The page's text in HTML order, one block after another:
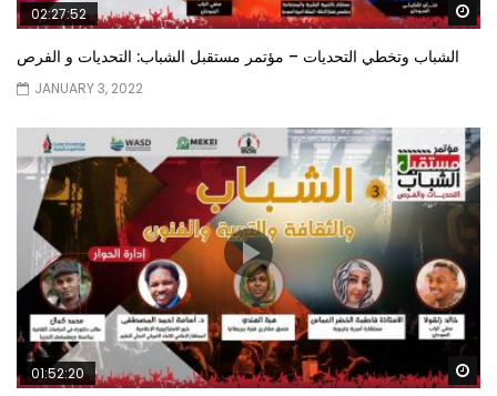
02:27:52
الشباب وتخطي التحديات – مؤتمر مستقبل الشباب: التحديات و الفرص
JANUARY 3, 2022
01:52:20